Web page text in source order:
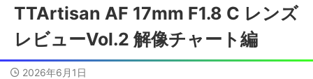
TTArtisan AF 17mm F1.8 C レンズ
レビューVol.2 解像チャート編
2026年6月1日